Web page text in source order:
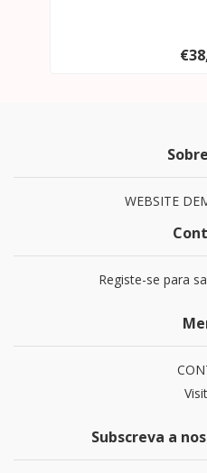
WEBSITE
Registe-se para
Subscreva a